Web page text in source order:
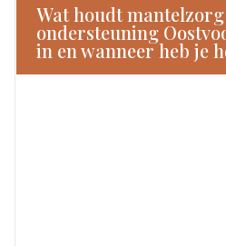
Wat houdt mantelzorg
ondersteuning
in en wanneer heb je